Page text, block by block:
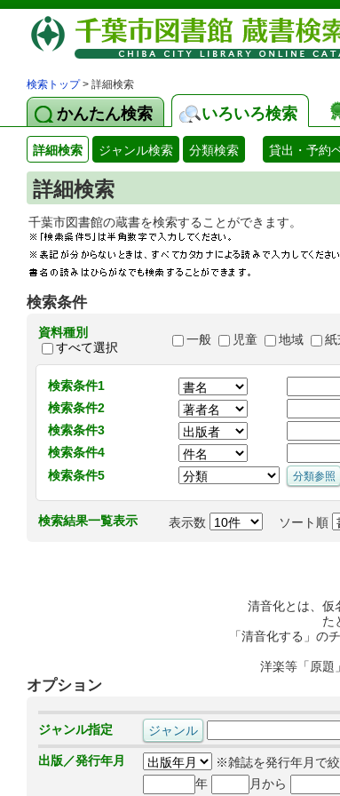
検索トップ> 詳細検索
かんたん検索 いろいろ検索
詳細検索 ジャンル検索 分類検索 貸出・予約
詳細検索
千葉市図書館の蔵書を検索することが
検索条件
資料種別
すべて選択
一般 児童 地域 紙
検索条件1
検索条件2
検索条件3
検索条件4
検索条件5
検索結果一覧表示 表示数 ソート順
清音化とは、仮
た
「清音化する」の
洋楽等「原題
オプション
ジャンル指定
出版／発行年月
※雑誌を発行年月で
年
月から